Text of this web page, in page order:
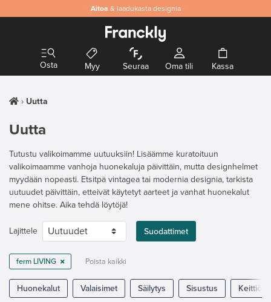
Aitoa & laadukasta designia
Osta Myy Seuraa Oma tili Kassa
Uutta
Uutta
Tutustu valikoimamme uutuuksiin! Lisäämme kuratoituun
valikoimaamme vanhoja huonekaluja päivittäin, mutta designhelmet
myydään nopeasti. Etsitpä vintagea tai modernia designia, tarkista
uutuudet päivittäin, etteivät käytetyt aarteet ja vanhat huonekalut
mene ohitse. Aika tehdä löytöjä!
Lajittele Suodattimet
ferm LIVING Poista kaikki
Huonekalut Valaisimet Säilytys Sisustus Keittiö